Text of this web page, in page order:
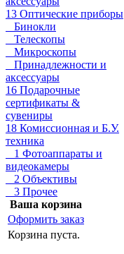
13 Оптические приборы
Бинокли
Телескопы
Микроскопы
Принадлежности и
аксессуары
16 Подарочные
сертификаты &
сувениры
18 Комиссионная и Б.У.
техника
1 Фотоаппараты и
видеокамеры
2 Объективы
3 Прочее
Ваша корзина
Оформить заказ
Корзина пуста.